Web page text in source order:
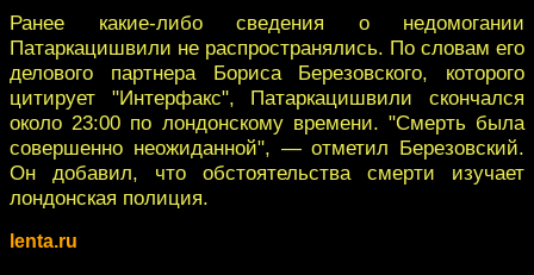
Ранее какие-либо сведения о недомогании
Патаркацишвили не распространялись. По словам его
делового партнера Бориса Березовского, которого
цитирует "Интерфакс", Патаркацишвили скончался
около 23:00 по лондонскому времени. "Смерть была
совершенно неожиданной", — отметил Березовский.
Он добавил, что обстоятельства смерти изучает
лондонская полиция.
lenta.ru